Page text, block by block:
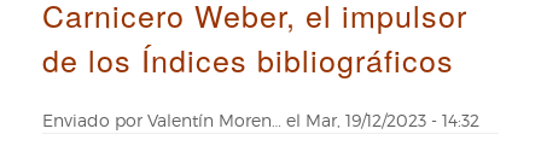
y
su
la
Carnicero Weber, el impulsor
de los Índices bibliográficos
Enviado por Valentín Moren… el Mar, 19/12/2023 - 14:32